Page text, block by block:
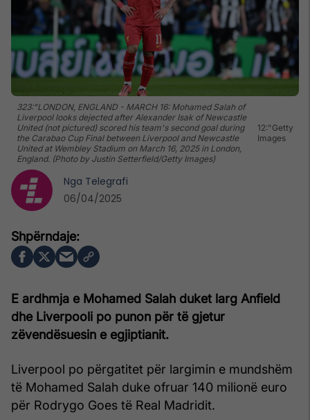
323:"LONDON, ENGLAND - MARCH 16: Mohamed Salah of
Liverpool looks dejected after Alexander Isak of Newcastle
United (not pictured) scored his team's second goal during
the Carabao Cup Final between Liverpool and Newcastle
United at Wembley Stadium on March 16, 2025 in London,
England. (Photo by Justin Setterfield/Getty Images)
12:"Getty
Images
E ardhmja e Mohamed Salah duket larg Anfield
dhe Liverpooli po punon për të gjetur
zëvendësuesin e egjiptianit.
Liverpool po përgatitet për largimin e mundshëm
të Mohamed Salah duke ofruar 140 milionë euro
për Rodrygo Goes të Real Madridit.
Nga Telegrafi
06/04/2025